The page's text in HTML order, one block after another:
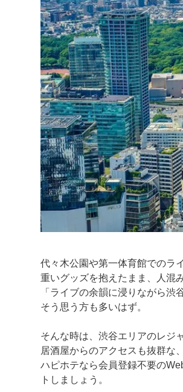
代々木公園や第一体育館でのラ
重いグッズを抱えたまま、人混
「ライブの余韻に浸りながら
そう思う方も多いはず。
そんな時は、渋谷エリアのレジ
居酒屋からのアクセスも抜群な
ハピホテなら会員登録不要の
トしましょう。